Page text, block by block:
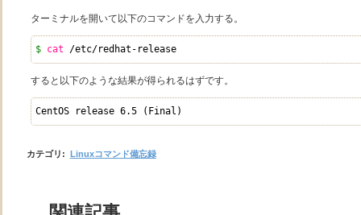
ターミナルを開いて以下のコマンドを入力する。
$ cat /etc/redhat-release
すると以下のような結果が得られるはずです。
CentOS release 6.5 (Final)
カテゴリ : Linuxコマンド備忘録